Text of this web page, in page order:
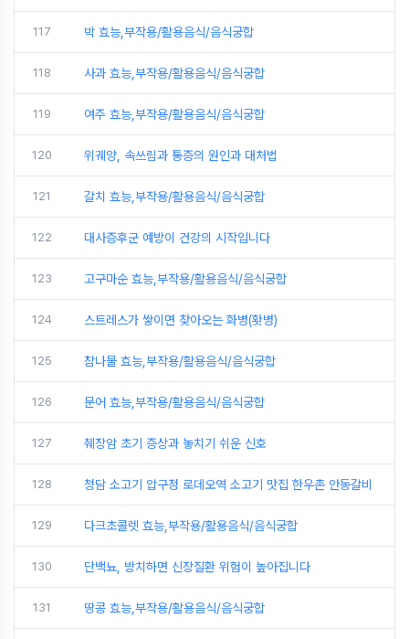
117 박 효능,부작용/활용음식/음식궁합
118 사과 효능,부작용/활용음식/음식궁합
119 여주 효능,부작용/활용음식/음식궁합
120 위궤양, 속쓰림과 통증의 원인과 대처법
121 갈치 효능,부작용/활용음식/음식궁합
122 대사증후군 예방이 건강의 시작입니다
123 고구마순 효능,부작용/활용음식/음식궁합
124 스트레스가 쌓이면 찾아오는 화병(홧병)
125 참나물 효능,부작용/활용음식/음식궁합
126 문어 효능,부작용/활용음식/음식궁합
127 췌장암 초기 증상과 놓치기 쉬운 신호
128 청담 소고기 압구정 로데오역 소고기 맛집 한우촌 안동갈비
129 다크초콜렛 효능,부작용/활용음식/음식궁합
130 단백뇨, 방치하면 신장질환 위험이 높아집니다
131 땅콩 효능,부작용/활용음식/음식궁합